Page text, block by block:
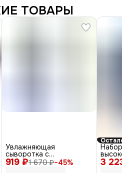
ТОВАРЫ
919 ₽1 670 ₽−45%
Увлажняющая
сыворотка с
гиалуроновой кислотой
/ H Hyaluronic Acid
3
Набор